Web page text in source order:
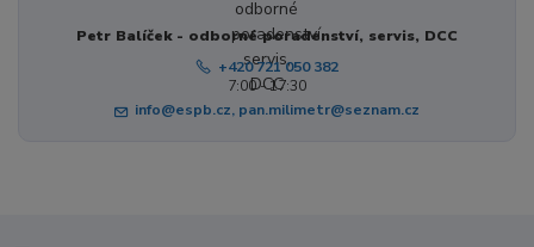
Petr Balíček - odborné poradenství, servis, DCC
+420 721 050 382
7:00 - 17:30
info@espb.cz, pan.milimetr@seznam.cz